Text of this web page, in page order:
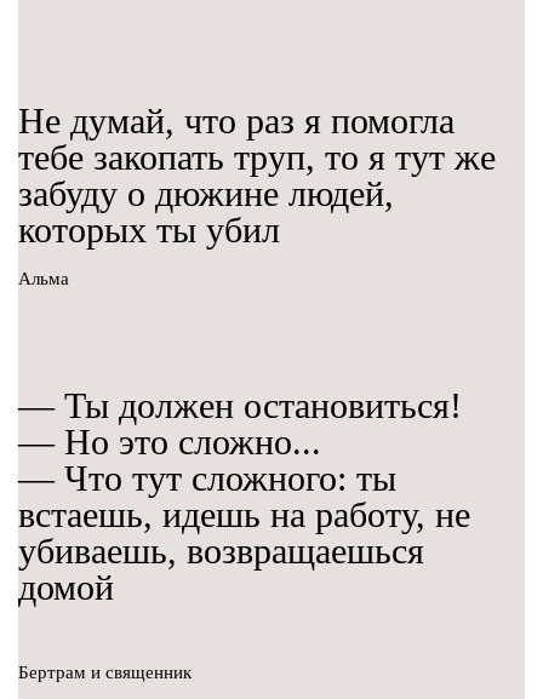
Не думай, что раз я помогла
тебе закопать труп, то я тут же
забуду о дюжине людей,
которых ты убил
Альма
— Ты должен остановиться!
— Но это сложно...
— Что тут сложного: ты
встаешь, идешь на работу, не
убиваешь, возвращаешься
домой
Бертрам и священник